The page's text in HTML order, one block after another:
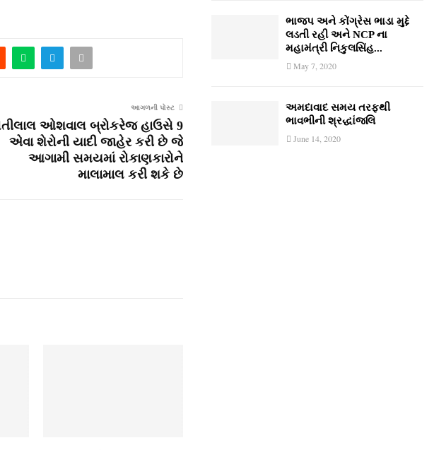
આગળની પોસ્ટ
ઓશવાલ બ્રોકરેજ હાઉસે 9
એવા શેરોની યાદી જાહેર કરી છે જે
આગામી સમયમાં રોકાણકારોને
માલામાલ કરી શકે છે
ભાજપ અને કોંગ્રેસ ભાડા મુદ્દે
લડતી રહી અને NCP ના
મહામંત્રી નિકુલસિંહ...
May 7, 2020
અમદાવાદ સમય તરફથી
ભાવભીની શ્રદ્ધાંજલિ
June 14, 2020